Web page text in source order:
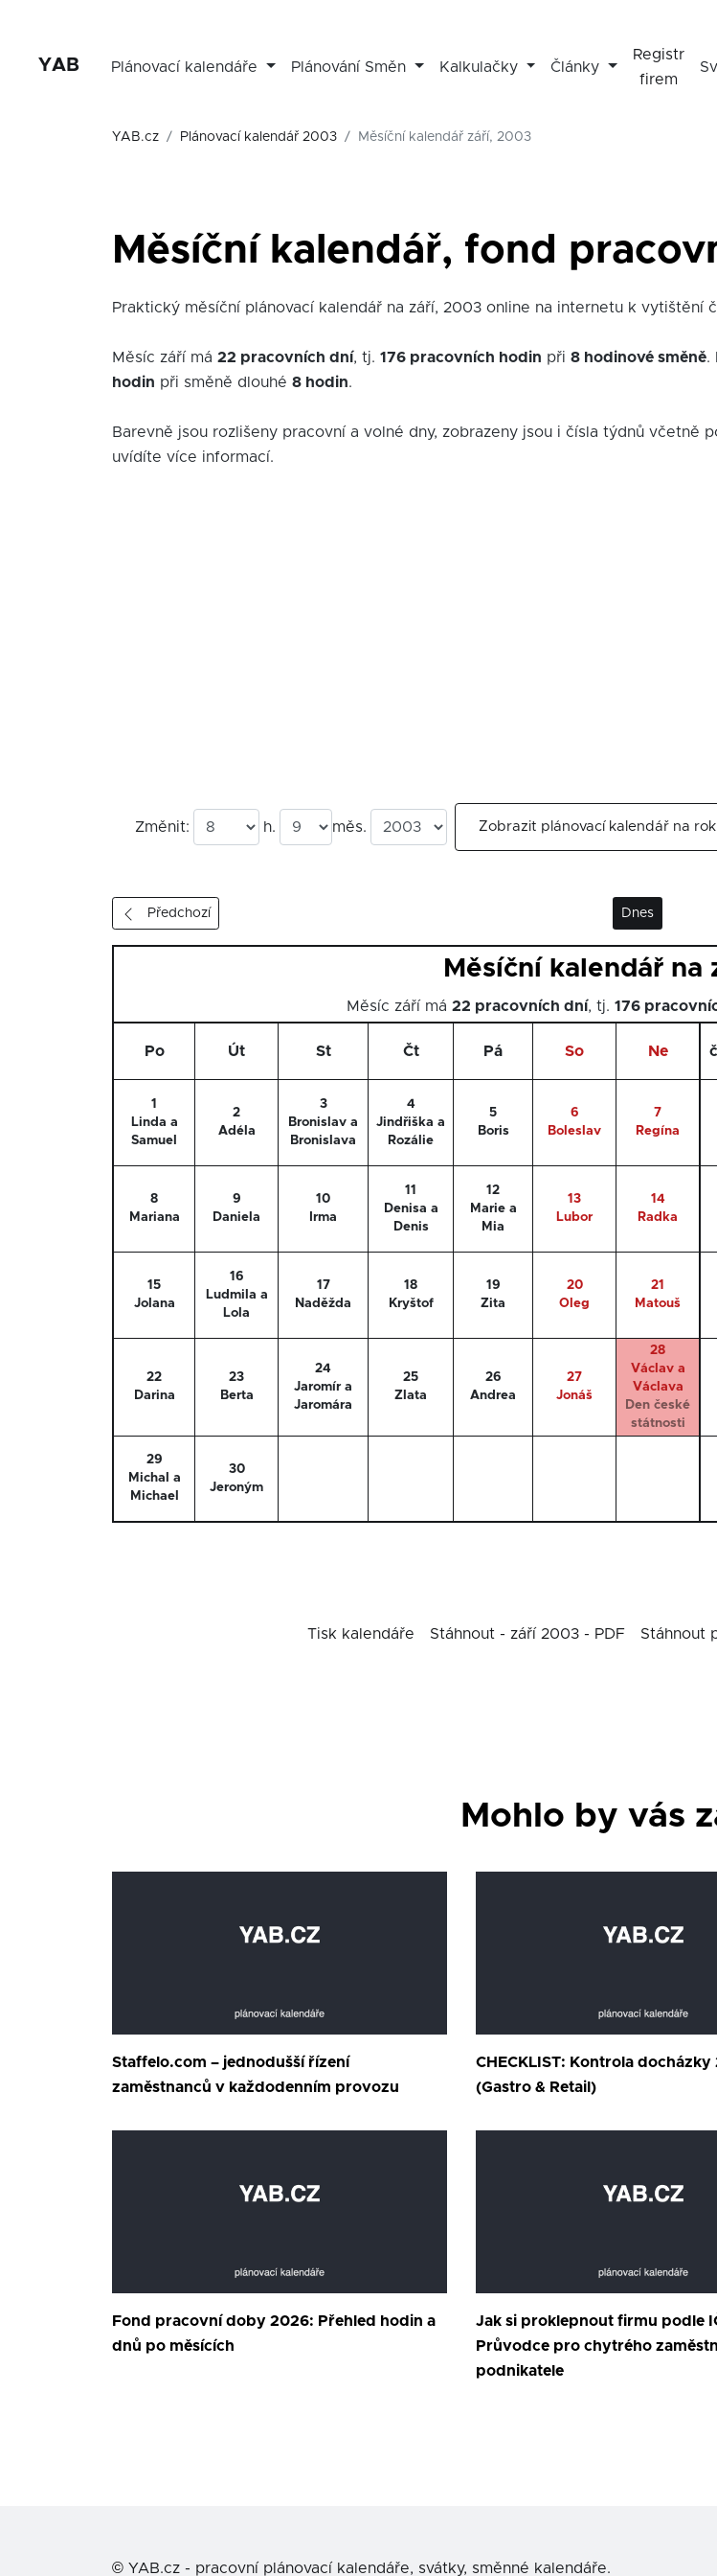
YAB Plánovací kalendáře Plánování Směn Kalkulačky Články
Registr
firem
YAB.cz Plánovací kalendář 2003 Měsíční kalendář září, 2003
Měsíční kalendář, fond
Praktický měsíční plánovací kalendář na září, 2003 online na internetu k vytištění
Měsíc září má 22 pracovních dní, tj. 176 pracovních hodin při 8 hodinové směně.
hodin při směně dlouhé 8 hodin.
Barevně jsou rozlišeny pracovní a volné dny, zobrazeny jsou i čísla týdnů včetně
uvídíte více informací.
Změnit: h. měs. Zobrazit plánovací kalendář na
Předchozí Dnes
Měsíční kalendář na
Měsíc září má 22 pracovních dní, tj. 176
Po Út St Čt Pá So Ne
1
Linda a
Samuel
2
Adéla
3
Bronislav a
Bronislava
4
Jindřiška a
Rozálie
5
Boris
6
Boleslav
7
Regína
8
Mariana
9
Daniela
10
Irma
11
Denisa a
Denis
12
Marie a
Mia
13
Lubor
14
Radka
15
Jolana
16
Ludmila a
Lola
17
Naděžda
18
Kryštof
19
Zita
20
Oleg
21
Matouš
22
Darina
23
Berta
24
Jaromír a
Jaromára
25
Zlata
26
Andrea
27
Jonáš
28
Václav a
Václava
Den české
státnosti
29
Michal a
Michael
30
Jeroným
Tisk kalendáře Stáhnout - září 2003 - PDF Stáhnout
Mohlo by vás
Staffelo.com – jednodušší řízení
zaměstnanců v každodenním provozu
CHECKLIST: Kontrola docházky
(Gastro & Retail)
Fond pracovní doby 2026: Přehled hodin a
dnů po měsících
Jak si proklepnout firmu podle
Průvodce pro chytrého
podnikatele
© YAB.cz - pracovní plánovací kalendáře, svátky, směnné kalendáře.